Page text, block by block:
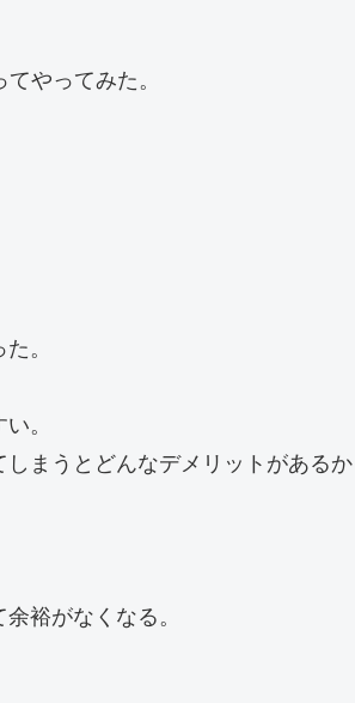
やってみた。
。
。
まうとどんなデメリットがあるか
裕がなくなる。